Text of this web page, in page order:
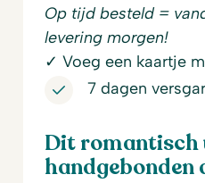
Op tijd besteld =
levering morgen!
✓ Voeg een kaartje
7 dagen
Dit romantisch
handgebonden